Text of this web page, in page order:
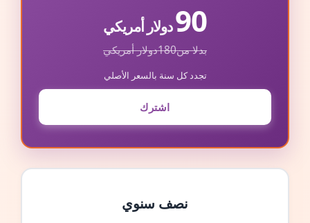
90دولار أمريكي
بدلا من180دولار أمريكي
تجدد كل سنة بالسعر الأصلي
اشترك
نصف سنوي